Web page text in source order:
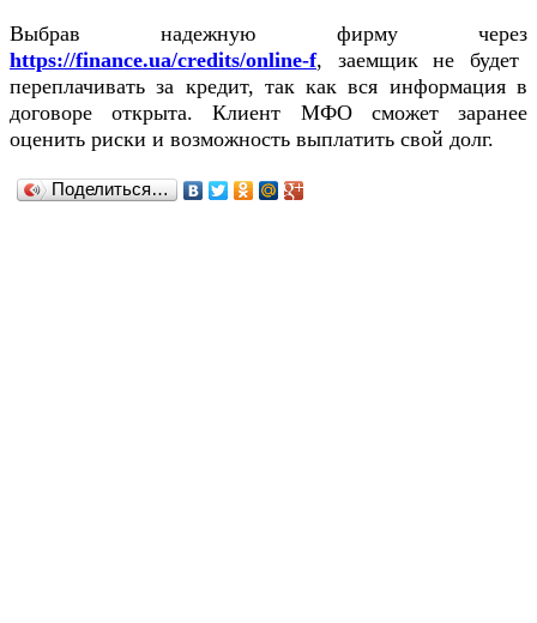
Выбрав надежную фирму через
https://finance.ua/credits/online-f, заемщик не будет
переплачивать за кредит, так как вся информация в
договоре открыта. Клиент МФО сможет заранее
оценить риски и возможность выплатить свой долг.
Поделиться…